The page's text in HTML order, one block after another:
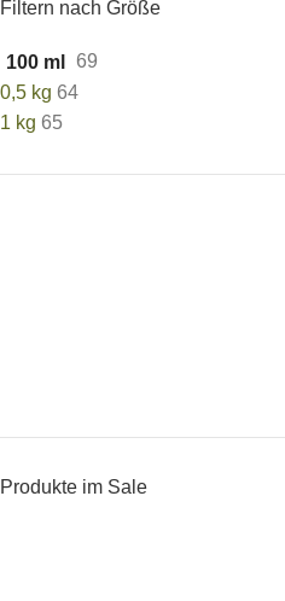
Filtern nach Größe
100 ml
69
0,5 kg 64
1 kg 65
Produkte im Sale